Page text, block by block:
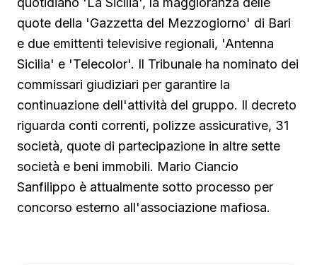
quote della 'Gazzetta del Mezzogiorno' di Bari
e due emittenti televisive regionali, 'Antenna
Sicilia' e 'Telecolor'. Il Tribunale ha nominato dei
commissari giudiziari per garantire la
continuazione dell'attività del gruppo. Il decreto
riguarda conti correnti, polizze assicurative, 31
società, quote di partecipazione in altre sette
società e beni immobili. Mario Ciancio
Sanfilippo è attualmente sotto processo per
concorso esterno all'associazione mafiosa.